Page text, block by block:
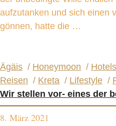
aufzutanken und sich einen
gönnen, hatte die …
Ägäis / Honeymoon /
Reisen / Kreta / Lifestyle /
Wir stellen vor- eines der
8. März 2021